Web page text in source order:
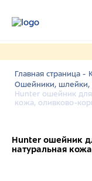
Главная страница -
Ошейники, шлейки,
Hunter ошейник для
кожа, оливково-
Hunter ошейник
натуральная